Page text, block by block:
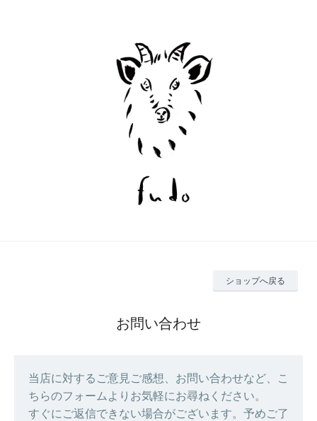
ショップへ戻る
お問い合わせ
当店に対するご意見ご感想、お問い合わせなど、こ
ちらのフォームよりお気軽にお尋ねください。
すぐにご返信できない場合がございます。予めご了